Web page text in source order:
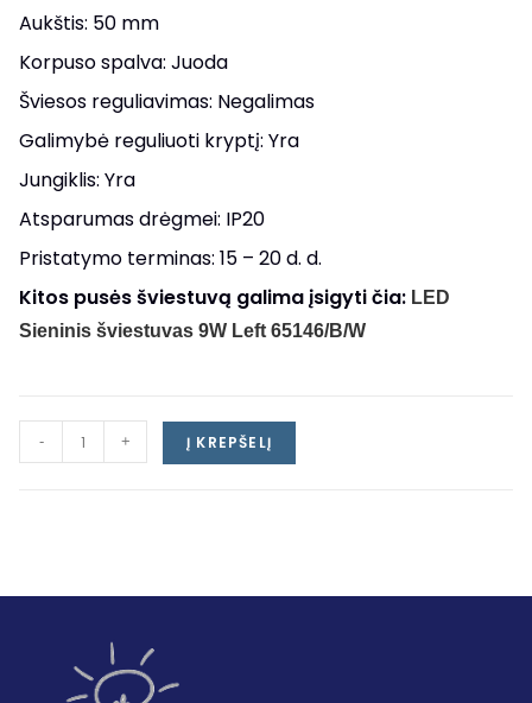
Aukštis: 50 mm
Korpuso spalva: Juoda
Šviesos reguliavimas: Negalimas
Galimybė reguliuoti kryptį: Yra
Jungiklis: Yra
Atsparumas drėgmei: IP20
Pristatymo terminas: 15 – 20 d. d.
Kitos pusės šviestuvą galima įsigyti čia: LED
Sieninis šviestuvas 9W Left 65146/B/W
- + Į KREPŠELĮ